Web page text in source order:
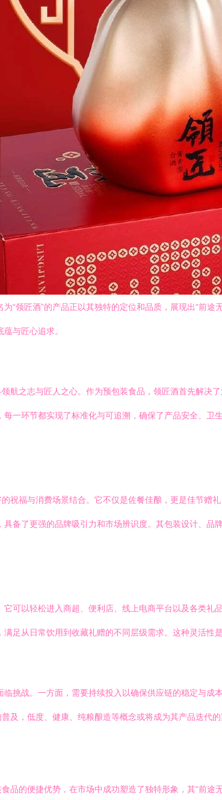
“领匠酒”的产品正以其独特的定位和品质，展现出“前
与匠心追求。
航之志与匠人之心。作为预包装食品，领匠酒首先解决
一环节都实现了标准化与可追溯，确保了产品安全、
祝福与消费场景结合。它不仅是佐餐佳酿，更是佳节
备了更强的品牌吸引力和市场辨识度。其包装设计、品
可以轻松进入商超、便利店、线上电商平台以及各类
足从日常饮用到收藏礼赠的不同层级需求。这种灵活性
挑战。一方面，需要持续投入以确保供应链的稳定与
及，低度、健康、纯粮酿造等概念或将成为其产品迭代的
品的便捷优势，在市场中成功塑造了独特形象，其“前